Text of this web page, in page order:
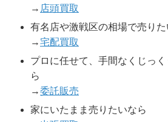
→ 店頭買取
有名店や激戦区の相場で売りた
→宅配買取
プロに任せて、手間なくじっ
ら
→委託販売
家にいたまま売りたいなら